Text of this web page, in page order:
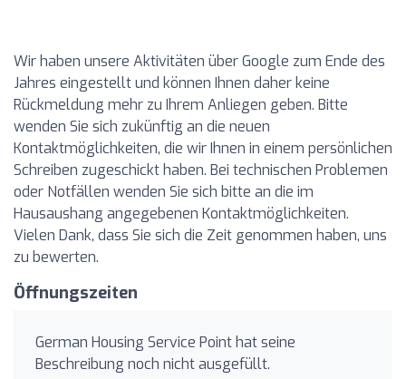
Wir haben unsere Aktivitäten über Google zum Ende des
Jahres eingestellt und können Ihnen daher keine
Rückmeldung mehr zu Ihrem Anliegen geben. Bitte
wenden Sie sich zukünftig an die neuen
Kontaktmöglichkeiten, die wir Ihnen in einem persönlichen
Schreiben zugeschickt haben. Bei technischen Problemen
oder Notfällen wenden Sie sich bitte an die im
Hausaushang angegebenen Kontaktmöglichkeiten.
Vielen Dank, dass Sie sich die Zeit genommen haben, uns
zu bewerten.
Öffnungszeiten
German Housing Service Point hat seine
Beschreibung noch nicht ausgefüllt.